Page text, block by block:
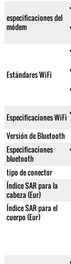
especificaciones del
módem
Estándares WiFi
Especificaciones WiFi
Versión de Bluetooth
Especificaciones
bluetooth
tipo de conector
Índice SAR para la
cabeza (Eur)
Índice SAR para el
cuerpo (Eur)